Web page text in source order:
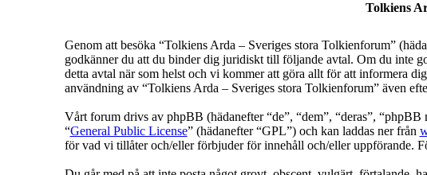
Tolkiens
Genom att besöka “Tolkiens Arda – Sveriges stora Tolkienforum”
godkänner du att du binder dig juridiskt till följande avtal. Om du inte
detta avtal när som helst och vi kommer att göra allt för att informera
användning av “Tolkiens Arda – Sveriges stora Tolkienforum” även
Vårt forum drivs av phpBB (hädanefter “de”, “dem”, “deras”,
“General Public License” (hädanefter “GPL”) och kan laddas ner från
för vad vi tillåter och/eller förbjuder för innehåll och/eller uppförande.